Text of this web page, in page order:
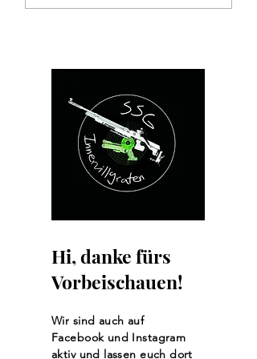
Hi, danke fürs
Vorbeischauen!
Wir sind auch auf
Facebook und Instagram
aktiv und lassen euch dort